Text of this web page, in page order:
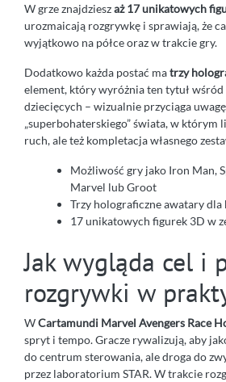
W grze znajdzieszaż 17 unikatowych
urozmaicają rozgrywkę i sprawiają, że
wyjątkowo na półce oraz w trakcie gry.
Dodatkowo każda postać matrzy
element, który wyróżnia ten tytuł
dziecięcych – wizualnie przyciąga
„superbohaterskiego” świata, w którym
ruch, ale też kompletacja własnego
Możliwość gry jako Iron Man,
Marvel lub Groot
Trzy holograficzne awatary dla
17 unikatowych figurek 3D w
Jak wygląda cel i
rozgrywki w
WCartamundi Marvel Avengers Race
spryt i tempo. Gracze rywalizują, aby
do centrum sterowania, ale droga do
przez laboratorium STAR. W trakcie